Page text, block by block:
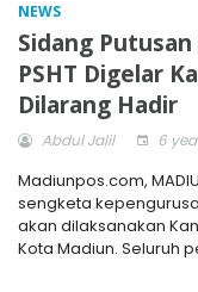
NEWS
Sidang
PSHT Digelar
Dilarang Hadir
Abdul Jalil 6
Madiunpos.com,
sengketa
akan dilaksanakan
Kota Madiun. Seluruh